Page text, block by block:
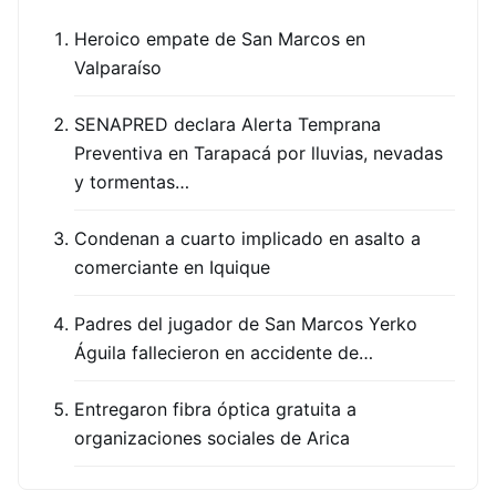
Heroico empate de San Marcos en
Valparaíso
SENAPRED declara Alerta Temprana
Preventiva en Tarapacá por lluvias, nevadas
y tormentas…
Condenan a cuarto implicado en asalto a
comerciante en Iquique
Padres del jugador de San Marcos Yerko
Águila fallecieron en accidente de…
Entregaron fibra óptica gratuita a
organizaciones sociales de Arica